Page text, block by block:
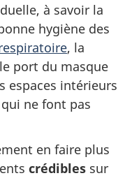
à savoir la
hygiène des
, la
port du masque
espaces intérieurs
ne font pas
en faire plus
crédibles sur